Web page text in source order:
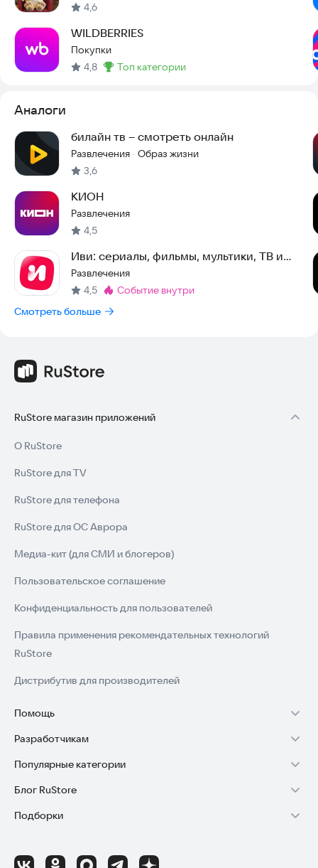
4,6
WILDBERRIES
Покупки
4,8
Метка:
топ категории
Аналоги
билайн тв – смотреть онлайн
Развлечения · Образ жизни
3,6
КИОН
Развлечения
4,5
Иви: сериалы, фильмы, мультики, ТВ и
спорт
Развлечения
4,5 Метка:
событие внутри
Смотреть больше
RuStore магазин приложений
О RuStore
RuStore для TV
RuStore для телефона
RuStore для ОС Аврора
Медиа-кит (для СМИ и блогеров)
Пользовательское соглашение
Конфиденциальность для пользователей
Правила применения рекомендательных технологий
RuStore
Дистрибутив для производителей
Помощь
Установка RuStore на TV
Установка RuStore на телефон
Установка RuStore в машину
Помощь пользователям RuStore
Разработчикам
Зарабатывать с RuStore
Стать разработчиком
Доступ к RuStore Консоль
Популярные категории
Игры для Android
Приложения банков
Блог RuStore
Обзоры игр для Android 2025
Подборки